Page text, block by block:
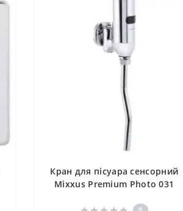
Кран для пісуара сенсорний
Mixxus Premium Photo 031